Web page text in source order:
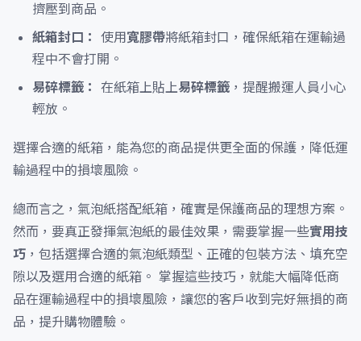
擠壓到商品。
紙箱封口： 使用寬膠帶將紙箱封口，確保紙箱在運輸過
程中不會打開。
易碎標籤： 在紙箱上貼上易碎標籤 ，提醒搬運人員小心
輕放。
選擇合適的紙箱，能為您的商品提供更全面的保護，降低運
輸過程中的損壞風險。
總而言之，氣泡紙搭配紙箱，確實是保護商品的理想方案。
然而，要真正發揮氣泡紙的最佳效果，需要掌握一些實用技
巧 ，包括選擇合適的氣泡紙類型、正確的包裝方法、填充空
隙以及選用合適的紙箱。 掌握這些技巧，就能大幅降低商
品在運輸過程中的損壞風險，讓您的客戶收到完好無損的商
品，提升購物體驗。